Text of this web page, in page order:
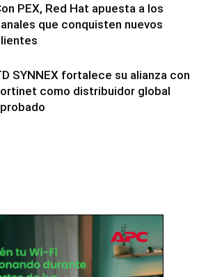
PEX, Red Hat apuesta a los
que conquisten nuevos
SYNNEX fortalece su alianza con
como distribuidor global